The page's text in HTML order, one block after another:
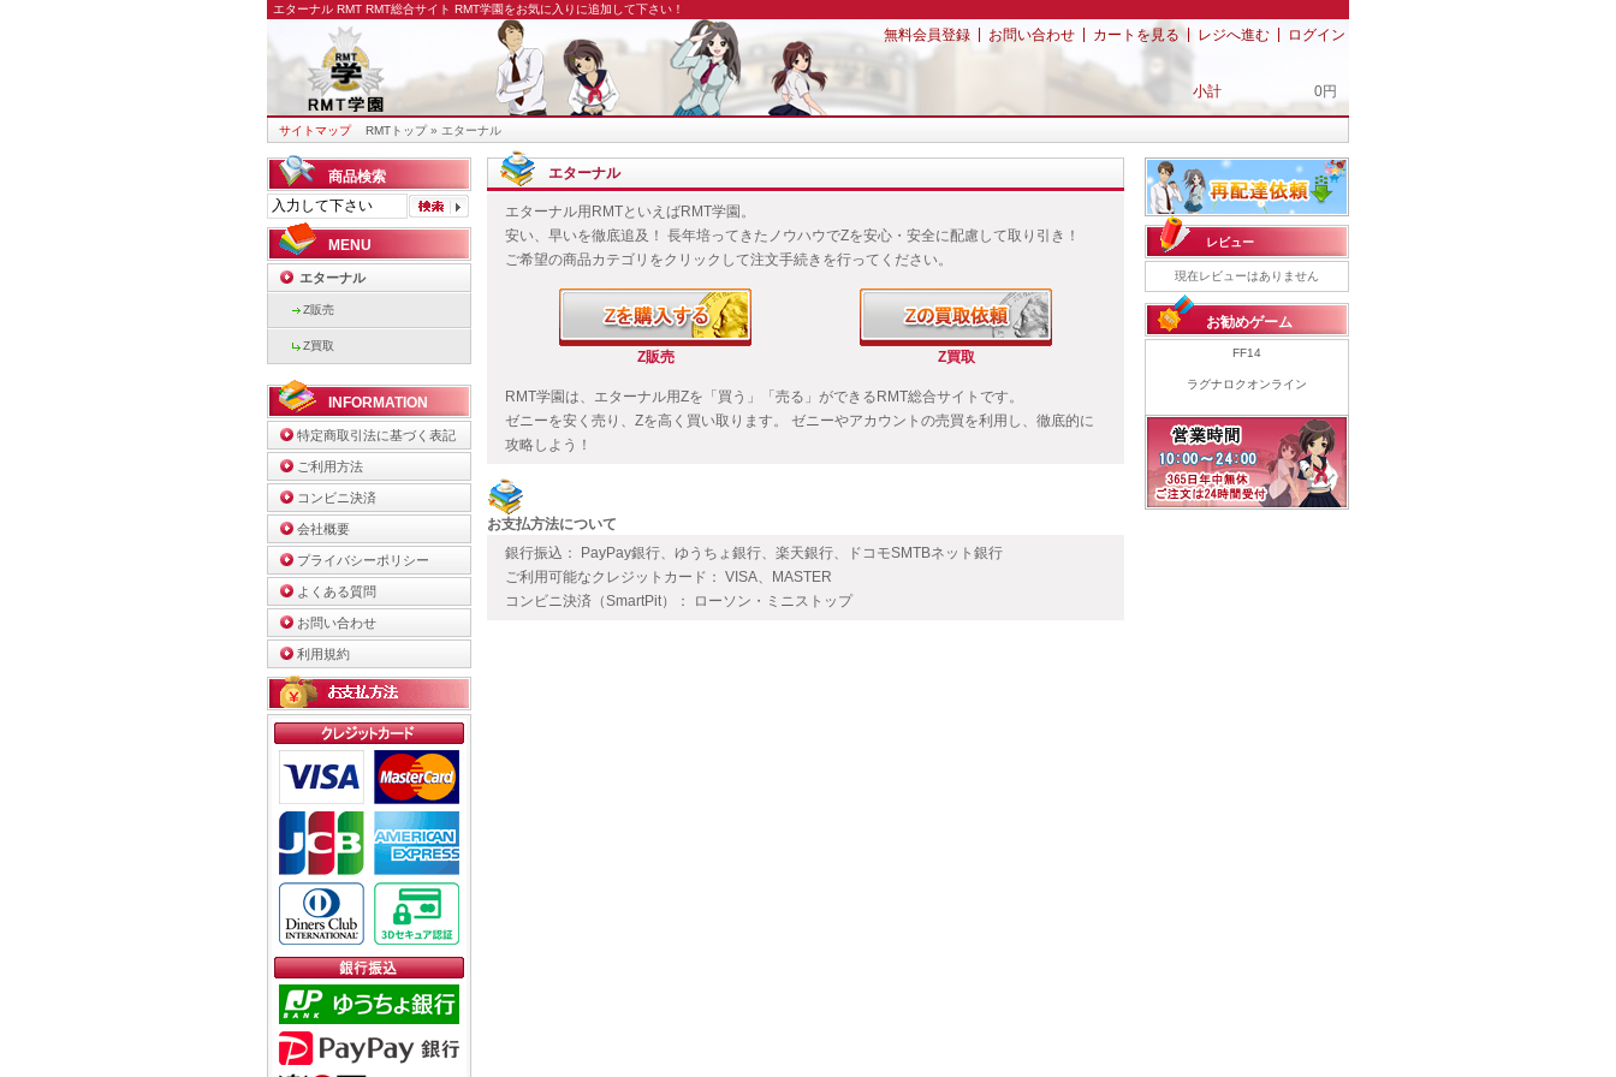
エターナル RMT RMT総合サイト RMT学園をお気に入りに追加して下さい！
無料会員登録 お問い合わせ カートを見る レジへ進む ログイン
小計 0円
サイトマップ RMTトップ» エターナル
商品検索
MENU
エターナル
Z販売
Z買取
INFORMATION
特定商取引法に基づく表記
ご利用方法
コンビニ決済
会社概要
プライバシーポリシー
よくある質問
お問い合わせ
利用規約
エターナル
エターナル用RMTといえばRMT学園。
安い、早いを徹底追及！ 長年培ってきたノウハウでZを安心・安全に配慮して取り引き！
ご希望の商品カテゴリをクリックして注文手続きを行ってください。
Z販売 Z買取
RMT学園は、エターナル用Zを「買う」「売る」ができるRMT総合サイトです。
ゼニーを安く売り、Zを高く買い取ります。 ゼニーやアカウントの売買を利用し、徹底的に
攻略しよう！
お支払方法について
銀行振込： PayPay銀行、ゆうちょ銀行、楽天銀行、ドコモSMTBネット銀行
ご利用可能なクレジットカード： VISA、MASTER
コンビニ決済（SmartPit）： ローソン・ミニストップ
レビュー
現在レビューはありません
お勧めゲーム
FF14
ラグナロクオンライン